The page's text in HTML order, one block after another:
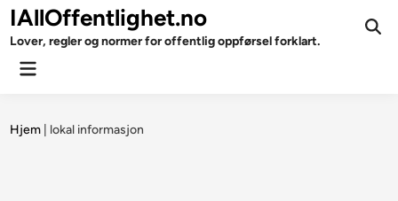
Skip
to
content
IAllOffentlighet.no
Lover, regler og normer for offentlig oppførsel forklart.
Main
Hjem lokal informasjon